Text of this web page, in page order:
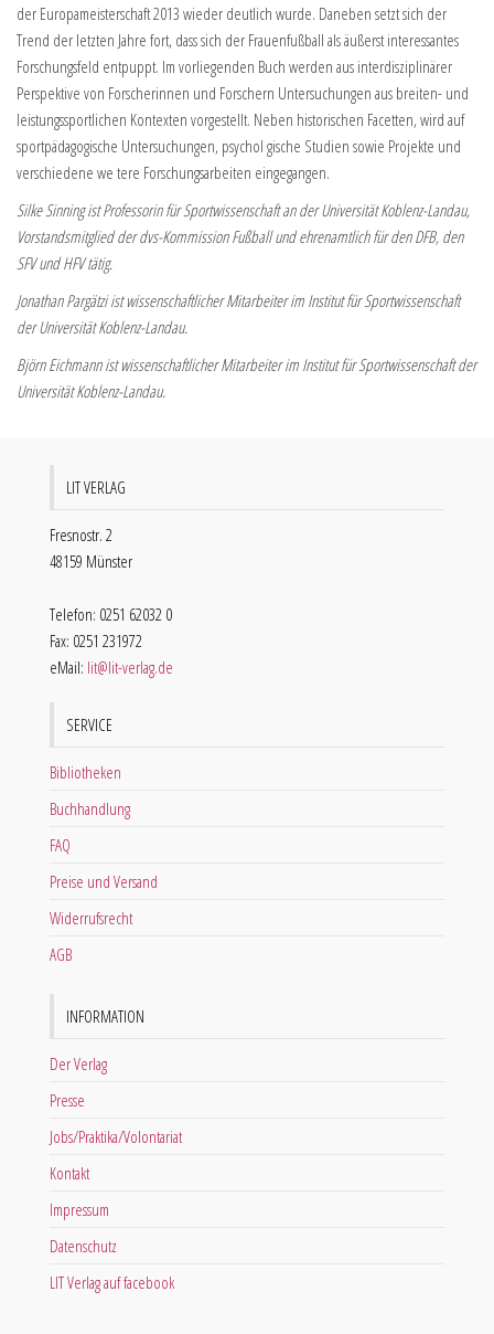
der Europameisterschaft 2013 wieder deutlich wurde. Daneben setzt sich der
Trend der letzten Jahre fort, dass sich der Frauenfußball als äußerst interessantes
Forschungsfeld entpuppt. Im vorliegenden Buch werden aus interdisziplinärer
Perspektive von Forscherinnen und Forschern Untersuchungen aus breiten- und
leistungssportlichen Kontexten vorgestellt. Neben historischen Facetten, wird auf
sportpädagogische Untersuchungen, psychol gische Studien sowie Projekte und
verschiedene we tere Forschungsarbeiten eingegangen.
Silke Sinning ist Professorin für Sportwissenschaft an der Universität Koblenz-Landau,
Vorstandsmitglied der dvs-Kommission Fußball und ehrenamtlich für den DFB, den
SFV und HFV tätig.
Jonathan Pargätzi ist wissenschaftlicher Mitarbeiter im Institut für Sportwissenschaft
der Universität Koblenz-Landau.
Björn Eichmann ist wissenschaftlicher Mitarbeiter im Institut für Sportwissenschaft der
Universität Koblenz-Landau.
LIT VERLAG
Fresnostr. 2
48159 Münster
Telefon: 0251 62032 0
Fax: 0251 231972
eMail: lit@lit-verlag.de
SERVICE
Bibliotheken
Buchhandlung
FAQ
Preise und Versand
Widerrufsrecht
AGB
INFORMATION
Der Verlag
Presse
Jobs/Praktika/Volontariat
Kontakt
Impressum
Datenschutz
LIT Verlag auf facebook